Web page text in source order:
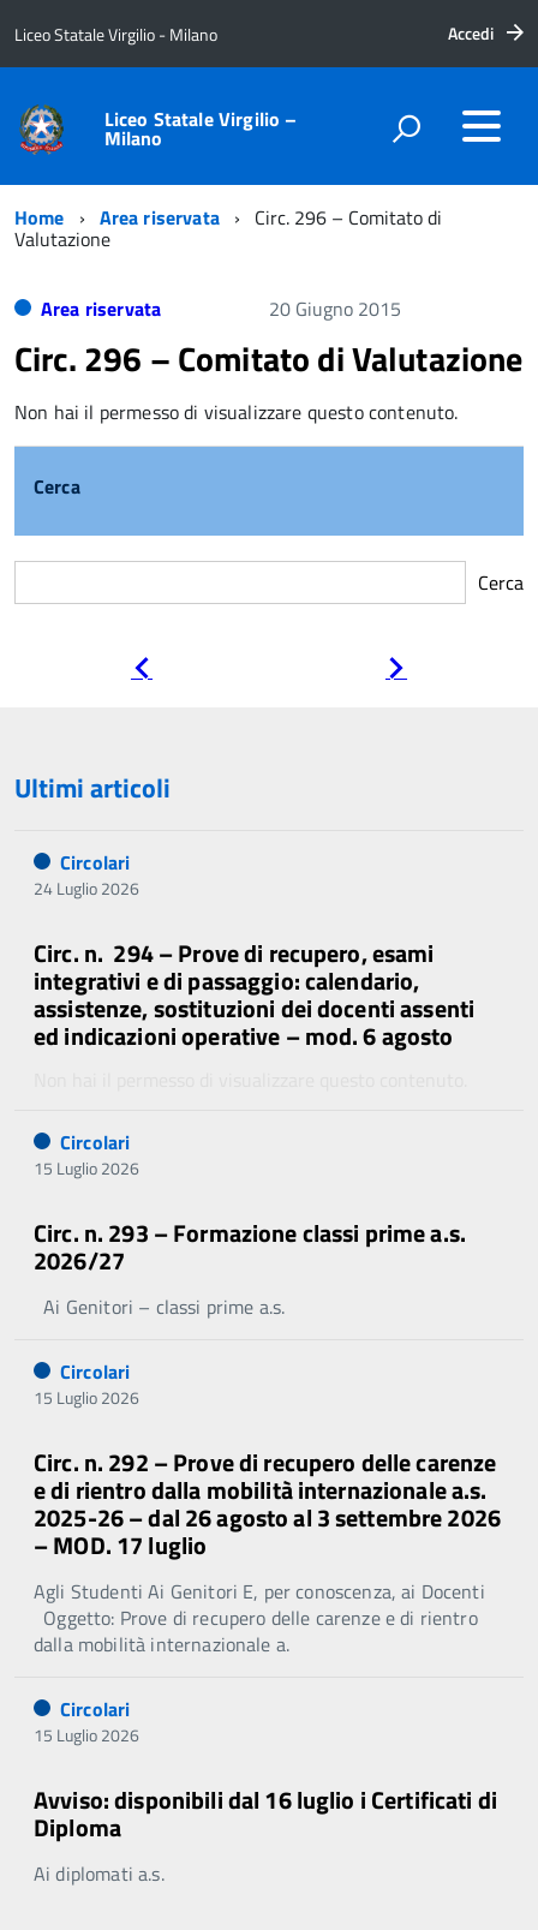
Liceo Statale Virgilio - Milano Accedi
Liceo Statale Virgilio –
Milano
Home Area riservata Circ. 296 – Comitato di
Valutazione
Area riservata 20 Giugno 2015
Circ. 296 – Comitato di Valutazione
Non hai il permesso di visualizzare questo contenuto.
Cerca
Cerca
Ultimi articoli
Circolari
24 Luglio 2026
Circ. n. 294 – Prove di recupero, esami
integrativi e di passaggio: calendario,
assistenze, sostituzioni dei docenti assenti
ed indicazioni operative – mod. 6 agosto
Circolari
15 Luglio 2026
Circ. n. 293 – Formazione classi prime a.s.
2026/27
Ai Genitori – classi prime a.s.
Circolari
15 Luglio 2026
Circ. n. 292 – Prove di recupero delle carenze
e di rientro dalla mobilità internazionale a.s.
2025-26 – dal 26 agosto al 3 settembre 2026
– MOD. 17 luglio
Agli Studenti Ai Genitori E, per conoscenza, ai Docenti
Oggetto: Prove di recupero delle carenze e di rientro
dalla mobilità internazionale a.
Circolari
15 Luglio 2026
Avviso: disponibili dal 16 luglio i Certificati di
Diploma
Ai diplomati a.s.